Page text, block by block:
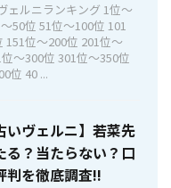
ェルニランキング 1位〜
50位 51位〜100位 101
151位〜200位 201位〜
〜300位 301位〜350位
位 40 ...
いヴェルニ】若菜先
る？当たらない？口
判を徹底調査!!